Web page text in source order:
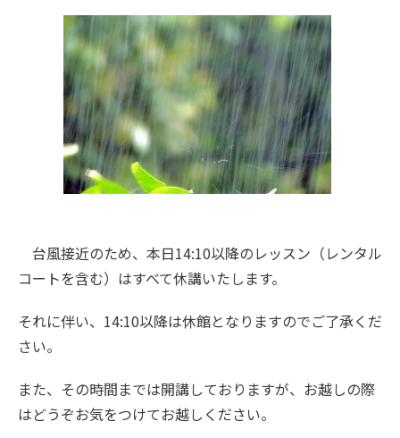
台風接近のため、本日14:10以降のレッスン（レンタル
コートを含む）はすべて休講いたします。
それに伴い、14:10以降は休館となりますのでご了承くだ
さい。
また、その時間までは開講しておりますが、お越しの際
はどうぞお気をつけてお越しください。